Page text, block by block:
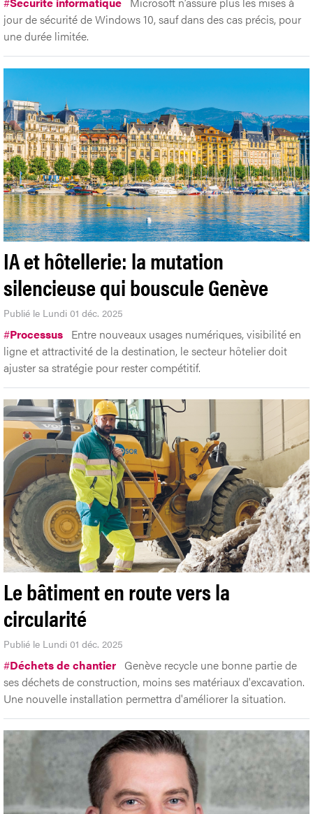
jour de sécurité de Windows 10, sauf dans des cas précis, pour
une durée limitée.
IA et hôtellerie: la mutation
silencieuse qui bouscule Genève
Publié le Lundi 01 déc. 2025
#Processus Entre nouveaux usages numériques, visibilité en
ligne et attractivité de la destination, le secteur hôtelier doit
ajuster sa stratégie pour rester compétitif.
Le bâtiment en route vers la
circularité
Publié le Lundi 01 déc. 2025
#Déchets de chantier Genève recycle une bonne partie de
ses déchets de construction, moins ses matériaux d'excavation.
Une nouvelle installation permettra d'améliorer la situation.